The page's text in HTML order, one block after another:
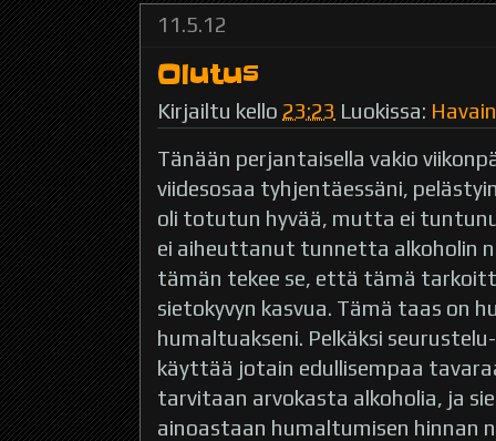
11.5.12
Olutus
Kirjailtu kello 23:23 Luokissa:
Tänään perjantaisella vakio
viidesosaa tyhjentäessäni,
oli totutun hyvää, mutta ei
ei aiheuttanut tunnetta alkoholin
tämän tekee se, että tämä
sietokyvyn kasvua. Tämä taas on
humaltuakseni. Pelkäksi
käyttää jotain edullisempaa
tarvitaan arvokasta alkoholia, ja
ainoastaan humaltumisen hinnan